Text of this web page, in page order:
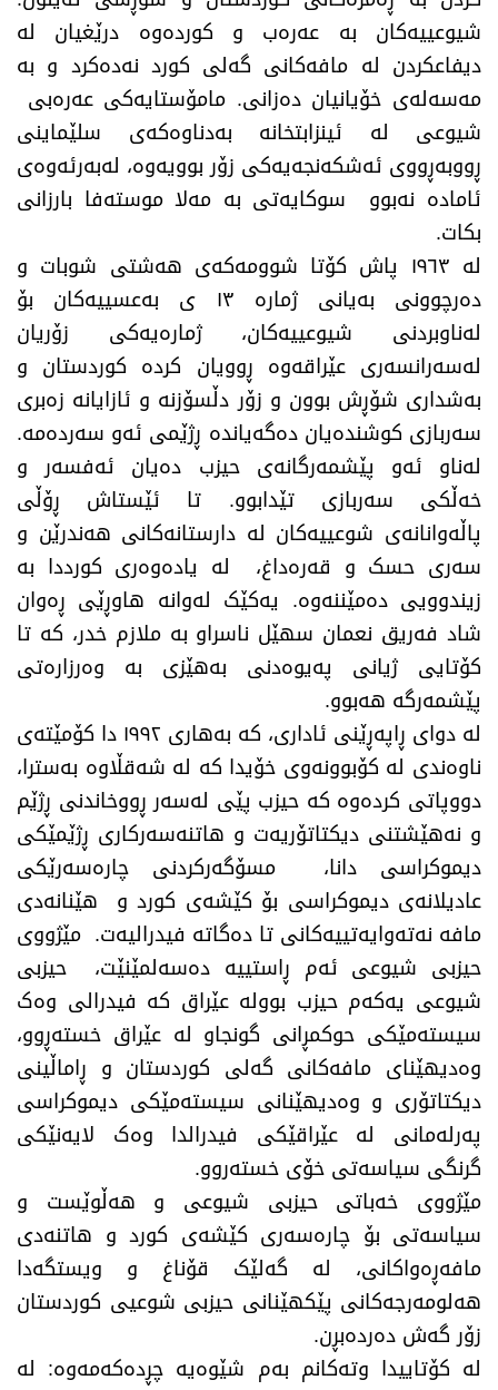
شیوعییەکان بە عەرەب و کوردەوە درێغیان لە
دیفاعکردن لە مافەکانی گەلی کورد نەدەکرد و بە
مەسەلەی خۆیانیان دەزانی. مامۆستایەکی عەرەبی
شیوعی لە ئینزابتخانە بەدناوەکەی سلێماینی
ڕووبەڕووی ئەشکەنجەیەکی زۆر بوویەوە، لەبەرئەوەی
ئامادە نەبوو سوکایەتی بە مەلا موستەفا بارزانی
بکات.
لە ١٩٦٣ پاش کۆتا شوومەکەی هەشتی شوبات و
دەرچوونی بەیانی ژمارە ١٣ ی بەعسییەکان بۆ
لەناوبردنی شیوعییەکان، ژمارەیەکی زۆریان
لەسەرانسەری عێراقەوە ڕوویان کردە کوردستان و
بەشداری شۆڕش بوون و زۆر دڵسۆزنە و ئازایانە زەبری
سەربازی کوشندەیان دەگەیاندە ڕژێمی ئەو سەردەمە.
لەناو ئەو پێشمەرگانەی حیزب دەیان ئەفسەر و
خەڵکی سەربازی تێدابوو. تا ئێستاش ڕۆڵی
پاڵەوانانەی شوعییەکان لە دارستانەکانی هەندرێن و
سەری حسک و قەرەداغ، لە یادەوەری کورددا بە
زیندوویی دەمێننەوە. یەکێک لەوانە هاوڕێی ڕەوان
شاد فەریق نعمان سهێل ناسراو بە ملازم خدر، کە تا
کۆتایی ژیانی پەیوەدنی بەهێزی بە وەرزارەتی
پێشمەرگە هەبوو.
لە دوای ڕاپەڕێنی ئاداری، کە بەهاری ١٩٩٢ دا کۆمێتەی
ناوەندی لە کۆبوونەوی خۆیدا کە لە شەقڵاوە بەسترا،
دووپاتی کردەوە کە حیزب پێی لەسەر ڕووخاندنی ڕژێم
و نەهێشتنی دیکتاتۆریەت و هاتنەسەرکاری ڕژێمێکی
دیموکراسی دانا، مسۆگەرکردنی چارەسەرێکی
عادیلانەی دیموکراسی بۆ کێشەی کورد و هێنانەدی
مافە نەتەوایەتییەکانی تا دەگاتە فیدرالیەت. مێژووی
حیزبی شیوعی ئەم ڕاستییە دەسەلمێنێت، حیزبی
شیوعی یەکەم حیزب بوولە عێراق کە فیدرالی وەک
سیستەمێکی حوکمڕانی گونجاو لە عێراق خستەڕوو،
وەدیهێنای مافەکانی گەلی کوردستان و ڕاماڵینی
دیکتاتۆری و وەدیهێنانی سیستەمێکی دیموکراسی
پەرلەمانی لە عێراقێکی فیدرالدا وەک لایەنێکی
گرنگی سیاسەتی خۆی خستەروو.
مێژووی خەباتی حیزبی شیوعی و هەڵوێست و
سیاسەتی بۆ چارەسەری کێشەی کورد و هاتنەدی
مافەڕەواکانی، لە گەلێک قۆناغ و ویستگەدا
هەلومەرجەکانی پێکهێنانی حیزبی شوعیی کوردستان
زۆر گەش دەردەبڕن.
لە کۆتاییدا وتەکانم بەم شێوەیە چڕدەکەمەوە: لە